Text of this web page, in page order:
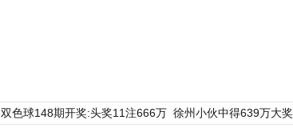
双色球148期开奖:头奖11注666万 徐州小伙中得639万大奖